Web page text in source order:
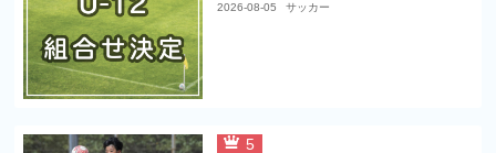
2026-08-05 サッカー
5